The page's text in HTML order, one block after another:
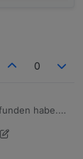
0
habe.